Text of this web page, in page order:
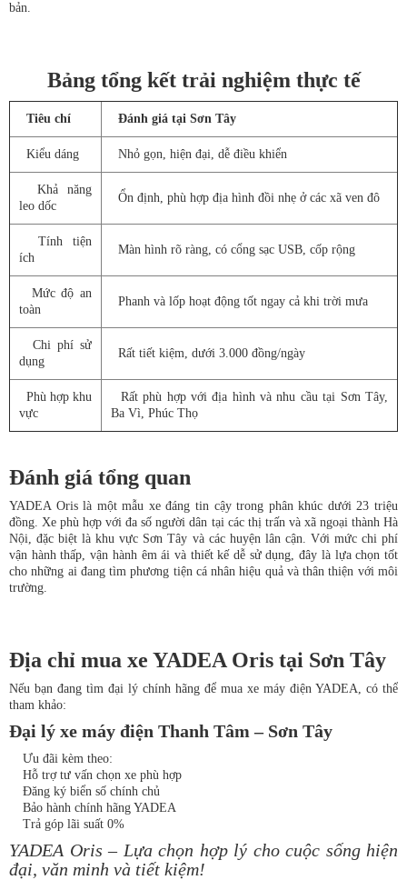
bản.
Bảng tổng kết trải nghiệm thực tế
Tiêu chí Đánh giá tại Sơn Tây
Kiểu dáng Nhỏ gọn, hiện đại, dễ điều khiển
Khả năng
leo dốc
Ổn định, phù hợp địa hình đồi nhẹ ở các xã ven đô
Tính tiện
ích
Màn hình rõ ràng, có cổng sạc USB, cốp rộng
Mức độ an
toàn
Phanh và lốp hoạt động tốt ngay cả khi trời mưa
Chi phí sử
dụng
Rất tiết kiệm, dưới 3.000 đồng/ngày
Phù hợp khu
vực
Rất phù hợp với địa hình và nhu cầu tại Sơn Tây,
Ba Vì, Phúc Thọ
Đánh giá tổng quan
YADEA Oris là một mẫu xe đáng tin cậy trong phân khúc dưới 23 triệu
đồng. Xe phù hợp với đa số người dân tại các thị trấn và xã ngoại thành Hà
Nội, đặc biệt là khu vực Sơn Tây và các huyện lân cận. Với mức chi phí
vận hành thấp, vận hành êm ái và thiết kế dễ sử dụng, đây là lựa chọn tốt
cho những ai đang tìm phương tiện cá nhân hiệu quả và thân thiện với môi
trường.
Địa chỉ mua xe YADEA Oris tại Sơn Tây
Nếu bạn đang tìm đại lý chính hãng để mua xe máy điện YADEA, có thể
tham khảo:
Đại lý xe máy điện Thanh Tâm – Sơn Tây
Ưu đãi kèm theo:
Hỗ trợ tư vấn chọn xe phù hợp
Đăng ký biển số chính chủ
Bảo hành chính hãng YADEA
Trả góp lãi suất 0%
YADEA Oris – Lựa chọn hợp lý cho cuộc sống hiện
đại, văn minh và tiết kiệm!